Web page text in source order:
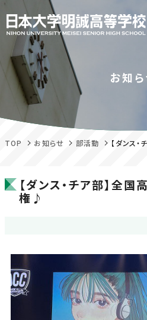
お知
TOP お知らせ 部活動 【ダンス・
【ダンス・チア部】全
権♪